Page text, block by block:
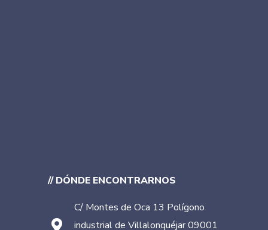
// DÓNDE ENCONTRARNOS
C/ Montes de Oca 13 Polígono
industrial de Villalonquéjar 09001